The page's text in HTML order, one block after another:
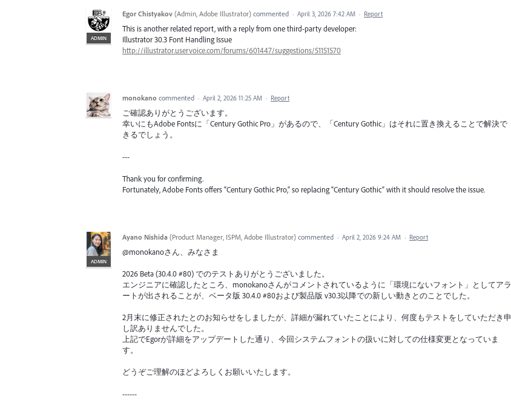
ADMIN
Egor Chistyakov (Admin, Adobe Illustrator) commented · April 3, 2026 7:42 AM · Report
This is another related report, with a reply from one third-party developer:
Illustrator 30.3 Font Handling Issue
http://illustrator.uservoice.com/forums/601447/suggestions/51151570
monokano commented · April 2, 2026 11:25 AM · Report
ご確認ありがとうございます。
幸いにもAdobe Fontsに「Century Gothic Pro」があるので、「Century Gothic」はそれに置き換えることで解決で
きるでしょう。
---
Thank you for confirming.
Fortunately, Adobe Fonts offers “Century Gothic Pro,” so replacing “Century Gothic” with it should resolve the issue.
ADMIN
Ayano Nishida (Product Manager, ISPM, Adobe Illustrator) commented · April 2, 2026 9:24 AM · Report
@monokanoさん、みなさま
2026 Beta (30.4.0 #80) でのテストありがとうございました。
エンジニアに確認したところ、monokanoさんがコメントされているように「環境にないフォント」としてアラ
ートが出されることが、ベータ版 30.4.0 #80および製品版 v30.3以降での新しい動きとのことでした。
2月末に修正されたとのお知らせをしましたが、詳細が漏れていたことにより、何度もテストをしていただき申
し訳ありませんでした。
上記でEgorが詳細をアップデートした通り、今回システムフォントの扱いに対しての仕様変更となっていま
す。
どうぞご理解のほどよろしくお願いいたします。
------